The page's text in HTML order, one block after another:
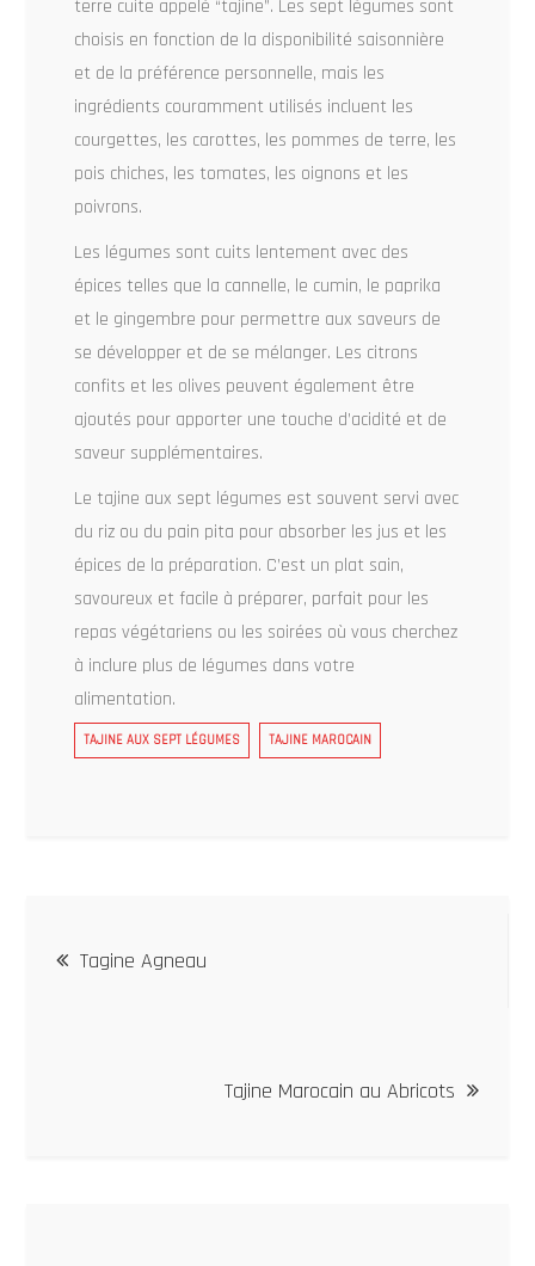
terre cuite appelé “tajine”. Les sept légumes sont
choisis en fonction de la disponibilité saisonnière
et de la préférence personnelle, mais les
ingrédients couramment utilisés incluent les
courgettes, les carottes, les pommes de terre, les
pois chiches, les tomates, les oignons et les
poivrons.
Les légumes sont cuits lentement avec des
épices telles que la cannelle, le cumin, le paprika
et le gingembre pour permettre aux saveurs de
se développer et de se mélanger. Les citrons
confits et les olives peuvent également être
ajoutés pour apporter une touche d’acidité et de
saveur supplémentaires.
Le tajine aux sept légumes est souvent servi avec
du riz ou du pain pita pour absorber les jus et les
épices de la préparation. C’est un plat sain,
savoureux et facile à préparer, parfait pour les
repas végétariens ou les soirées où vous cherchez
à inclure plus de légumes dans votre
alimentation.
TAJINE AUX SEPT LÉGUMES TAJINE MAROCAIN
Tagine Agneau
Tajine Marocain au Abricots